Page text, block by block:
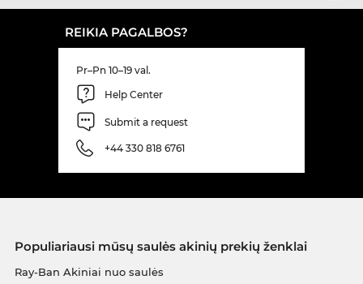
REIKIA PAGALBOS?
Pr–Pn 10–19 val.
Help Center
Submit a request
+44 330 818 6761
Populiariausi mūsų saulės akinių prekių ženklai
Ray-Ban Akiniai nuo saulės